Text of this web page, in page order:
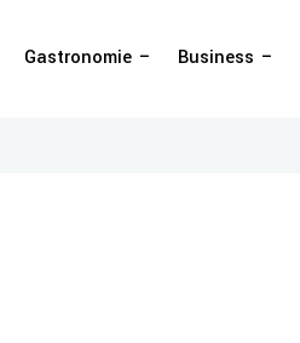
Gastronomie Business